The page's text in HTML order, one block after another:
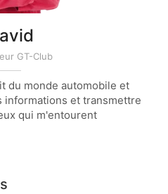
GT-Club
du monde automobile et
informations et transmettre
qui m'entourent